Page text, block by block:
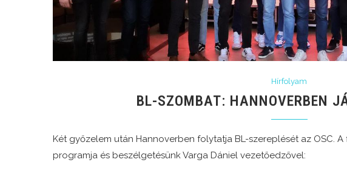
Hírfolyam
BL-SZOMBAT: HANNOVERBEN
Két győzelem után Hannoverben folytatja BL-szereplését az OSC.
programja és beszélgetésünk Varga Dániel vezetőedzővel: